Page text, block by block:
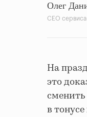
Олег
CEO
На
это
в